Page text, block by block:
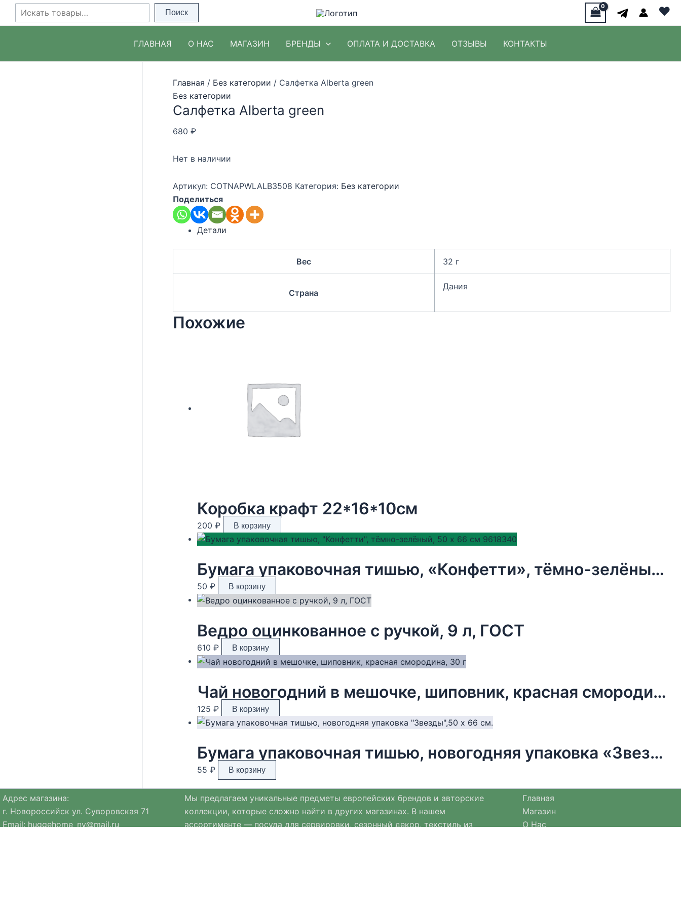
Перейти
Поиск Поиск ♥
ГЛАВНАЯ О НАС МАГАЗИН БРЕНДЫ ОПЛАТА И ДОСТАВКА ОТЗЫВЫ КОНТАКТЫ
Главная / Без категории / Салфетка Alberta green
Без категории
Салфетка Alberta green
680 ₽
Нет в наличии
Артикул: COTNAPWLALB3508 Категория: Без категории
Поделиться
Детали
Вес 32 г
Страна
Дания
Похожие
Коробка крафт 22*16*10см
200 ₽ В корзину
Бумага упаковочная тишью, «Конфетти», тёмно-зелёный, 50 х 66 см 9618340
50 ₽ В корзину
Ведро оцинкованное с ручкой, 9 л, ГОСТ
610 ₽ В корзину
Чай новогодний в мешочке, шиповник, красная смородина, 30 г
125 ₽ В корзину
Бумага упаковочная тишью, новогодняя упаковка «Звезды»,50 х 66 см.
55 ₽ В корзину
Адрес магазина:
г. Новороссийск ул. Суворовская 71
Email:huggehome_nv@mail.ru
Мы предлагаем уникальные предметы европейских брендов и авторские
коллекции, которые сложно найти в других магазинах. В нашем
ассортименте — посуда для сервировки, сезонный декор, текстиль из
Главная
Магазин
О Нас